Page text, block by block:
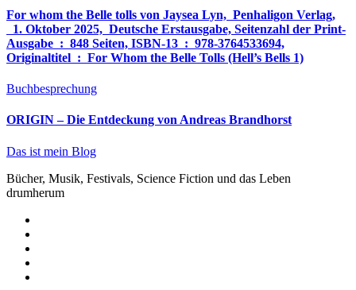
For whom the Belle tolls von Jaysea Lyn, ‎ Penhaligon Verlag,
‎ 1. Oktober 2025, ‎ Deutsche Erstausgabe, Seitenzahl der Print-
Ausgabe ‏ : ‎ 848 Seiten, ISBN-13 ‏ : ‎ 978-3764533694,
Originaltitel ‏ : ‎ For Whom the Belle Tolls (Hell’s Bells 1)
Buchbesprechung
ORIGIN – Die Entdeckung von Andreas Brandhorst
Das ist mein Blog
Bücher, Musik, Festivals, Science Fiction und das Leben
drumherum